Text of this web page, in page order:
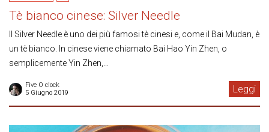
Tè bianco cinese: Silver Needle
Il Silver Needle è uno dei più famosi tè cinesi e, come il Bai Mudan, è
un tè bianco. In cinese viene chiamato Bai Hao Yin Zhen, o
semplicemente Yin Zhen,...
Five O clock
5 Giugno 2019
Leggi